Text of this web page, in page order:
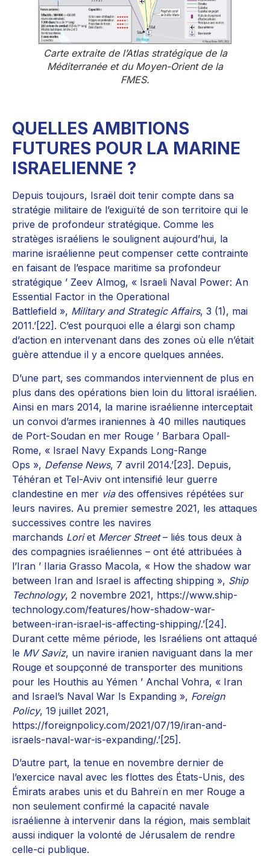
Carte extraite de l’Atlas stratégique de la
Méditerranée et du Moyen-Orientde la
FMES.
QUELLES AMBITIONS
FUTURES POUR LA MARINE
ISRAELIENNE ?
Depuis toujours, Israël doit tenir compte dans sa
stratégie militaire de l’exiguïté de son territoire qui le
prive de profondeur stratégique. Comme les
stratèges israéliens le soulignent aujourd’hui, la
marine israélienne peut compenser cette contrainte
en faisant de l’espace maritime sa profondeur
stratégique ’ Zeev Almog, « Israeli Naval Power: An
Essential Factor in the Operational
Battlefield », Military and Strategic Affairs, 3 (1), mai
2011.’[22]. C’est pourquoi elle a élargi son champ
d’action en intervenant dans des zones où elle n’était
guère attendue il y a encore quelques années.
D’une part, ses commandos interviennent de plus en
plus dans des opérations bien loin du littoral israélien.
Ainsi en mars 2014, la marine israélienne interceptait
un convoi d’armes iraniennes à 40 milles nautiques
de Port-Soudan en mer Rouge ’ Barbara Opall-
Rome, « Israel Navy Expands Long-Range
Ops », Defense News, 7 avril 2014.’[23]. Depuis,
Téhéran et Tel-Aviv ont intensifié leur guerre
clandestine en mer viades offensives répétées sur
leurs navires. Au premier semestre 2021, les attaques
successives contre les navires
marchands Loriet Mercer Street– liés tous deux à
des compagnies israéliennes – ont été attribuées à
l’Iran ’ Ilaria Grasso Macola, « How the shadow war
between Iran and Israel is affecting shipping », Ship
Technology, 2 novembre 2021, https://www.ship-
technology.com/features/how-shadow-war-
between-iran-israel-is-affecting-shipping/.’[24].
Durant cette même période, les Israéliens ont attaqué
le MV Saviz, un navire iranien naviguant dans la mer
Rouge et soupçonné de transporter des munitions
pour les Houthis au Yémen ’ Anchal Vohra, « Iran
and Israel’s Naval War Is Expanding », Foreign
Policy, 19 juillet 2021,
https://foreignpolicy.com/2021/07/19/iran-and-
israels-naval-war-is-expanding/.’[25].
D’autre part, la tenue en novembre dernier de
l’exercice naval avec les flottes des États-Unis, des
Émirats arabes unis et du Bahreïn en mer Rouge a
non seulement confirmé la capacité navale
israélienne à intervenir dans la région, mais semblait
aussi indiquer la volonté de Jérusalem de rendre
celle-ci publique.